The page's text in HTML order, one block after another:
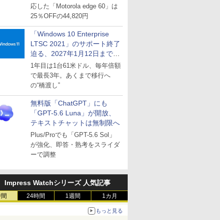
応した「Motorola edge 60」は
25％OFFの44,820円
「Windows 10 Enterprise
LTSC 2021」のサポート終了
迫る、2027年1月12日まで
～ESUは9月1日から販売
1年目は1台61米ドル、毎年倍額
で最長3年。あくまで移行へ
の“橋渡し”
無料版「ChatGPT」にも
「GPT-5.6 Luna」が開放、
テキストチャットは無制限へ
Plus/Proでも「GPT-5.6 Sol」
が強化、即答・熟考をスライダ
ーで調整
Impress Watchシリーズ 人気記事
24時間 1週間 1カ月
もっと見る